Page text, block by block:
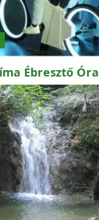
Ébresztő Óra